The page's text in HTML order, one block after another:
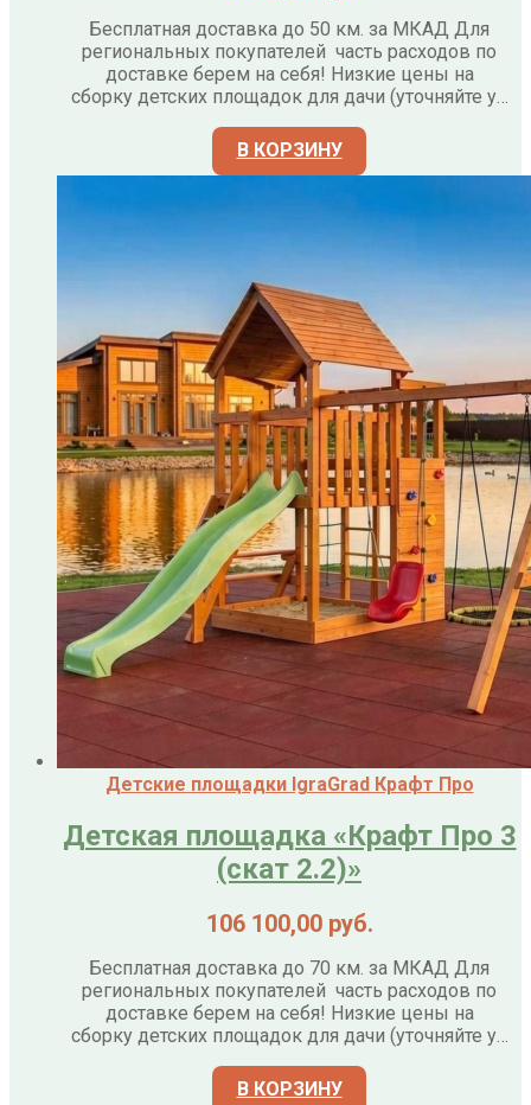
Бесплатная доставка до 50 км. за МКАД Для
региональных покупателей часть расходов по
доставке берем на себя! Низкие цены на
сборку детских площадок для дачи (уточняйте у…
В КОРЗИНУ
Детские площадки IgraGrad Крафт Про
Детская площадка «Крафт Про 3
(скат 2.2)»
106 100,00 руб.
Бесплатная доставка до 70 км. за МКАД Для
региональных покупателей часть расходов по
доставке берем на себя! Низкие цены на
сборку детских площадок для дачи (уточняйте у…
В КОРЗИНУ